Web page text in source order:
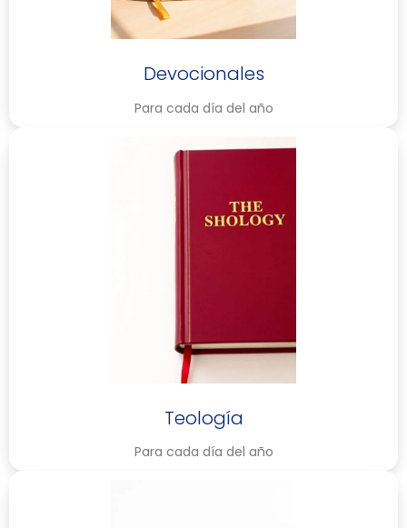
Devocionales
Para cada día del año
Teología
Para cada día del año